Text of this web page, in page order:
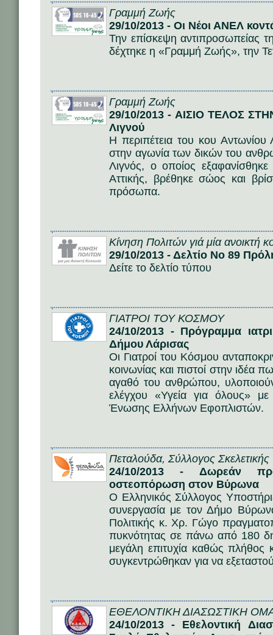
Γραμμή Ζωής
29/10/2013 - Οι Νέοι ΑΝΕΛ
Την επίσκεψη αντιπροσωπείας
δέχτηκε η «Γραμμή Ζωής», την
Γραμμή Ζωής
29/10/2013 - ΑΙΣΙΟ ΤΕΛΟΣ
Λιγνού
Η περιπέτεια του κου Αντωνίου
στην αγωνία των δικών του
Λιγνός, ο οποίος
Αττικής, βρέθηκε σώος και
πρόσωπα.
Κίνηση Πολιτών γιά μία ανοικτή
29/10/2013 - Δελτίο Νο 89
Δείτε το δελτίο τύπου
ΓΙΑΤΡΟΙ ΤΟΥ ΚΟΣΜΟΥ
24/10/2013 - Πρόγραμμα
Δήμου Λάρισας
Οι Γιατροί του Κόσμου
κοινωνίας και πιστοί στην ιδέα
αγαθό του ανθρώπου,
ελέγχου «Υγεία για όλους»
Ένωσης Ελλήνων Εφοπλιστών.
Πεταλούδα, Σύλλογος Σκελετικής
24/10/2013 - Δωρεάν
οστεοπόρωση στον Βύρωνα
Ο Ελληνικός Σύλλογος
συνεργασία με τον Δήμο
Πολιτικής κ. Χρ. Γώγο
πυκνότητας σε πάνω από 180
μεγάλη επιτυχία καθώς
συγκεντρώθηκαν για να
ΕΘΕΛΟΝΤΙΚΗ ΔΙΑΣΩΣΤΙΚΗ
24/10/2013 - Εθελοντική